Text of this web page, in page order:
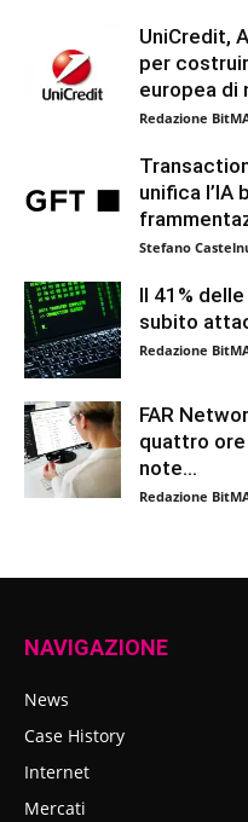
UniCredit,
per
europea di
Redazione
unifica l’IA
Stefano
Il 41%
subito
Redazione
FAR
quattro
note...
Redazione
NAVIGAZIONE
News
Case History
Internet
Mercati